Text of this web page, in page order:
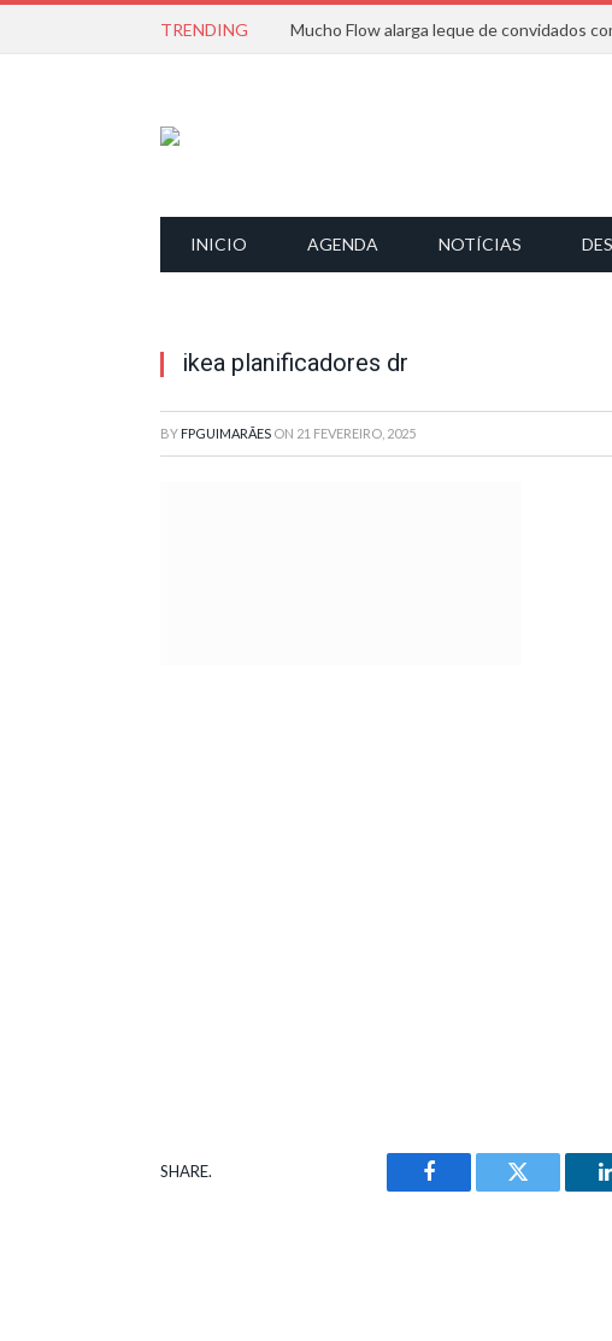
TRENDING
INICIO AGENDA NOTÍCIAS
ikea planificadores dr
BY FPGUIMARÃES ON 21 FEVEREIRO, 2025
SHARE.
Facebook Twitter